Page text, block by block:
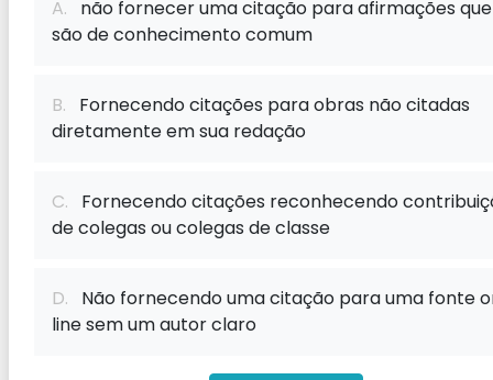
A. não fornecer uma citação para afirmações que
são de conhecimento comum
B. Fornecendo citações para obras não citadas
diretamente em sua redação
C. Fornecendo citações reconhecendo
de colegas ou colegas de classe
D. Não fornecendo uma citação para uma fonte
line sem um autor claro